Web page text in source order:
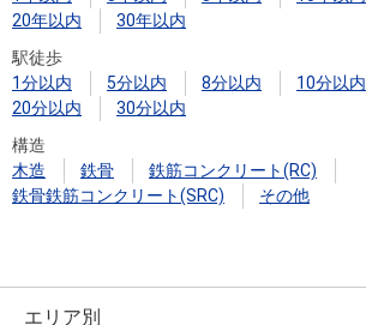
20年以内
30年以内
駅徒歩
1分以内
5分以内 8分以内 10分以内
20分以内
30分以内
構造
木造
鉄骨
鉄筋コンクリート(RC)
鉄骨鉄筋コンクリート(SRC)
その他
エリア別